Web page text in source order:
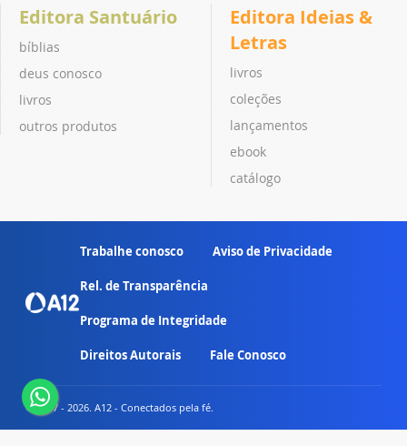
Editora Santuário
bíblias
deus conosco
livros
outros produtos
Editora Ideias &
Letras
livros
coleções
lançamentos
ebook
catálogo
Trabalhe conosco Aviso de Privacidade
Rel. de Transparência
Programa de Integridade
Direitos Autorais Fale Conosco
© 2007 - 2026. A12 - Conectados pela fé.